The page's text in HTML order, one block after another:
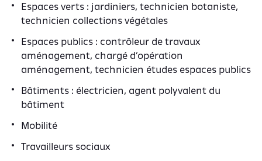
Espaces verts : jardiniers, technicien botaniste,
technicien collections végétales
Espaces publics : contrôleur de travaux
aménagement, chargé d’opération
aménagement, technicien études espaces publics
Bâtiments : électricien, agent polyvalent du
bâtiment
Mobilité
Travailleurs sociaux